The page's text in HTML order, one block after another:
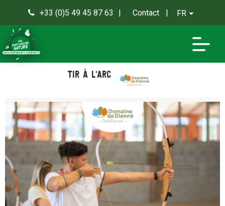
+33 (0)5 49 45 87 63 Contact FR
Tir à l'arc